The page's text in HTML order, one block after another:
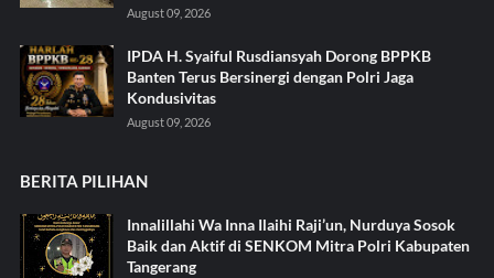
August 09, 2026
IPDA H. Syaiful Rusdiansyah Dorong BPPKB
Banten Terus Bersinergi dengan Polri Jaga
Kondusivitas
August 09, 2026
BERITA PILIHAN
Innalillahi Wa Inna Ilaihi Raji’un, Nurduya Sosok
Baik dan Aktif di SENKOM Mitra Polri Kabupaten
Tangerang